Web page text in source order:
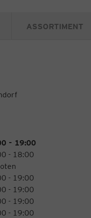
ASSORTIMENT
- 19:00
- 18:00
- 19:00
- 19:00
- 19:00
- 19:00